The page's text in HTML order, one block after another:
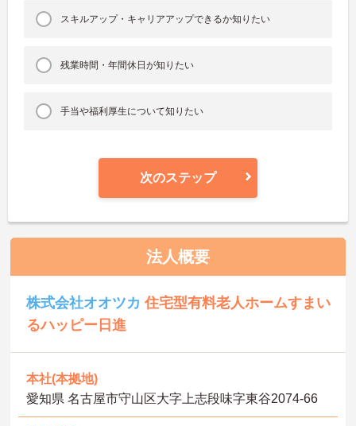
スキルアップ・キャリアアップできるか知りたい
残業時間・年間休日が知りたい
手当や福利厚生について知りたい
次のステップ
法人概要
株式会社オオツカ住宅型有料老人ホームすまい
るハッピー日進
本社(本拠地)
愛知県 名古屋市守山区大字上志段味字東谷2074-66